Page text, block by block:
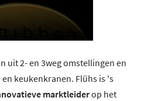
uit 2- en 3weg omstellingen en
keukenkranen. Flühs is 's
marktleiderop het